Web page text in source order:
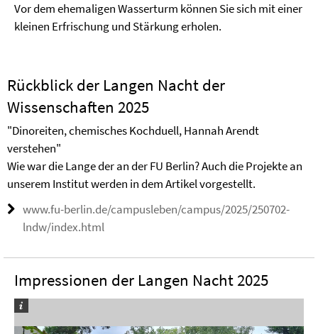
Vor dem ehemaligen Wasserturm können Sie sich mit einer
kleinen Erfrischung und Stärkung erholen.
Rückblick der Langen Nacht der
Wissenschaften 2025
"Dinoreiten, chemisches Kochduell, Hannah Arendt
verstehen"
Wie war die Lange der an der FU Berlin? Auch die Projekte an
unserem Institut werden in dem Artikel vorgestellt.
www.fu-berlin.de/campusleben/campus/2025/250702-
lndw/index.html
Impressionen der Langen Nacht 2025